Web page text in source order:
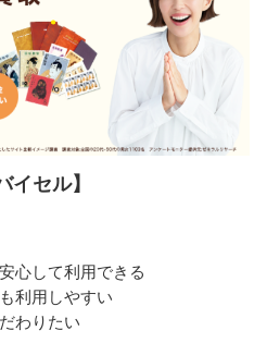
セル】
心して利用できる
利用しやすい
わりたい